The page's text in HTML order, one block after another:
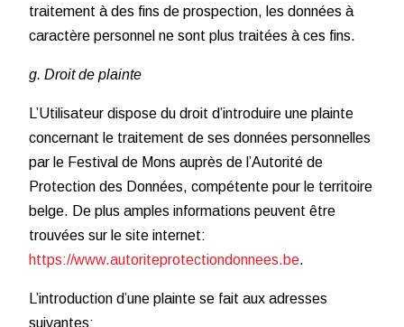
traitement à des fins de prospection, les données à
caractère personnel ne sont plus traitées à ces fins.
g. Droit de plainte
L’Utilisateur dispose du droit d’introduire une plainte
concernant le traitement de ses données personnelles
par le Festival de Mons auprès de l’Autorité de
Protection des Données, compétente pour le territoire
belge. De plus amples informations peuvent être
trouvées sur le site internet:
https://www.autoriteprotectiondonnees.be.
L’introduction d’une plainte se fait aux adresses
suivantes: